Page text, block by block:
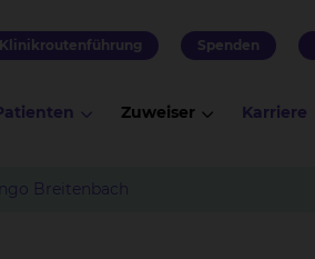
Klinikroutenführung Spenden
Zuweiser Karriere
Breitenbach